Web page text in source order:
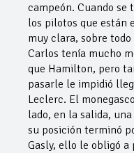
campeón. Cuando se
los pilotos que están
muy clara, sobre
Carlos tenía mucho
que Hamilton, pero
pasarle le impidió
Leclerc. El
lado, en la salida,
su posición terminó
Gasly, ello le obligó a